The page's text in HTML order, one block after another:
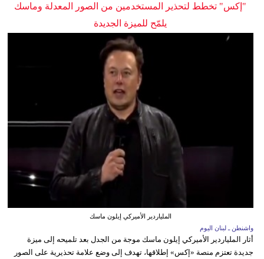
"إكس" تخطط لتحذير المستخدمين من الصور المعدلة وماسك
يلمّح للميزة الجديدة
الملياردير الأميركي إيلون ماسك
واشنطن ـ لبنان اليوم
أثار الملياردير الأميركي إيلون ماسك موجة من الجدل بعد تلميحه إلى ميزة
جديدة تعتزم منصة «إكس» إطلاقها، تهدف إلى وضع علامة تحذيرية على الصور